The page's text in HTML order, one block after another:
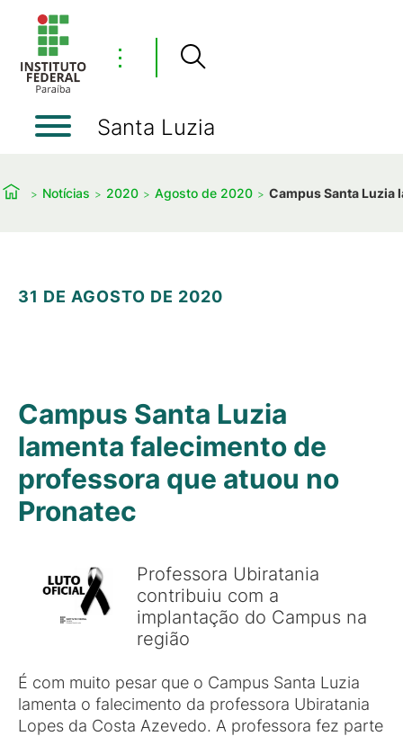
⋮
Santa Luzia
Notícias 2020 Agosto de 2020 Campus Santa Luzia
31 DE AGOSTO DE 2020
Campus Santa Luzia
lamenta falecimento de
professora que atuou no
Pronatec
Professora Ubiratania
contribuiu com a
implantação do Campus na
região
É com muito pesar que o Campus Santa Luzia
lamenta o falecimento da professora Ubiratania
Lopes da Costa Azevedo. A professora fez parte